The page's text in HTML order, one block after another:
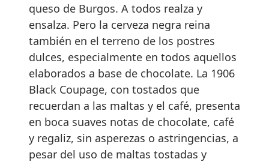
queso de Burgos. A todos realza y
ensalza. Pero la cerveza negra reina
también en el terreno de los postres
dulces, especialmente en todos aquellos
elaborados a base de chocolate. La 1906
Black Coupage, con tostados que
recuerdan a las maltas y el café, presenta
en boca suaves notas de chocolate, café
y regaliz, sin asperezas o astringencias, a
pesar del uso de maltas tostadas y